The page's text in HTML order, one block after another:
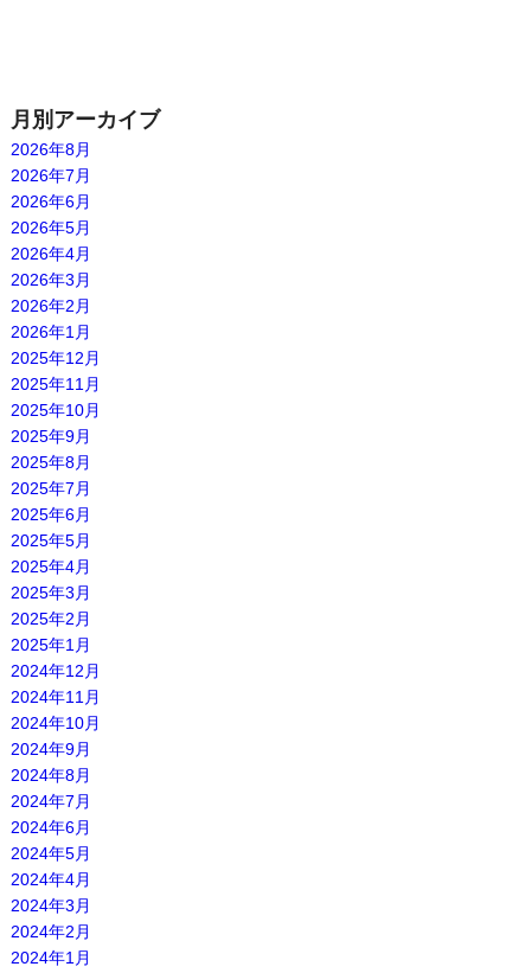
月別アーカイブ
2026年8月
2026年7月
2026年6月
2026年5月
2026年4月
2026年3月
2026年2月
2026年1月
2025年12月
2025年11月
2025年10月
2025年9月
2025年8月
2025年7月
2025年6月
2025年5月
2025年4月
2025年3月
2025年2月
2025年1月
2024年12月
2024年11月
2024年10月
2024年9月
2024年8月
2024年7月
2024年6月
2024年5月
2024年4月
2024年3月
2024年2月
2024年1月